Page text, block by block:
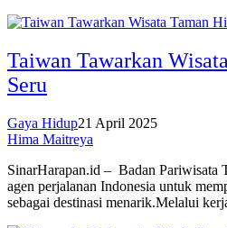
Taiwan Tawarkan
Seru
Gaya Hidup21 April 2025
Hima Maitreya
SinarHarapan.id – Badan Pariwisata
agen perjalanan Indonesia untuk
sebagai destinasi menarik.Melalui